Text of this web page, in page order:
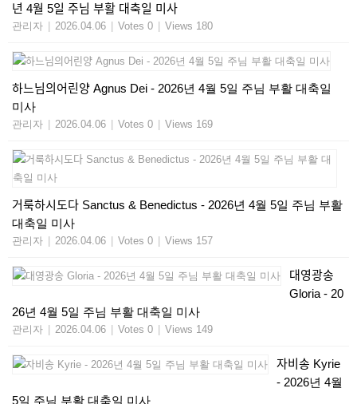
년 4월 5일 주님 부활 대축일 미사
관리자 2026.04.06 Votes 0 Views 180
하느님의어린양 Agnus Dei - 2026년 4월 5일 주님 부활 대축일
미사
관리자 2026.04.06 Votes 0 Views 169
거룩하시도다 Sanctus & Benedictus - 2026년 4월 5일 주님 부활
대축일 미사
관리자 2026.04.06 Votes 0 Views 157
대영광송
Gloria - 20
26년 4월 5일 주님 부활 대축일 미사
관리자 2026.04.06 Votes 0 Views 149
자비송 Kyrie
- 2026년 4월
5일 주님 부활 대축일 미사